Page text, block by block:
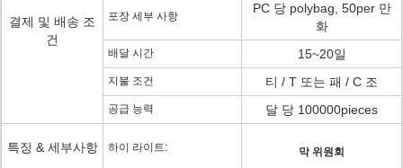
결제 및 배송 조
건
포장 세부 사항
PC 당 polybag, 50per 만
화
배달 시간 15~20일
지불 조건 티 / T 또는 패 / C 조
공급 능력 달 당 100000pieces
특징 & 세부사항 하이 라이트: 막 위원회